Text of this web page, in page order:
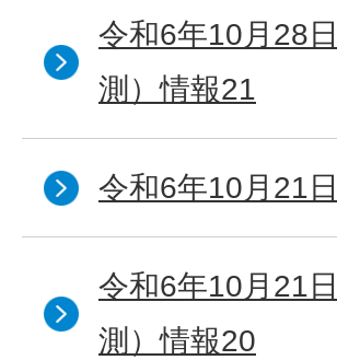
令和6年10月28
測）情報21
令和6年10月21
令和6年10月21
測）情報20